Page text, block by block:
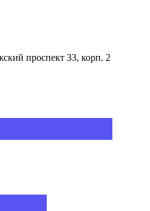
проспект 33, корп. 2